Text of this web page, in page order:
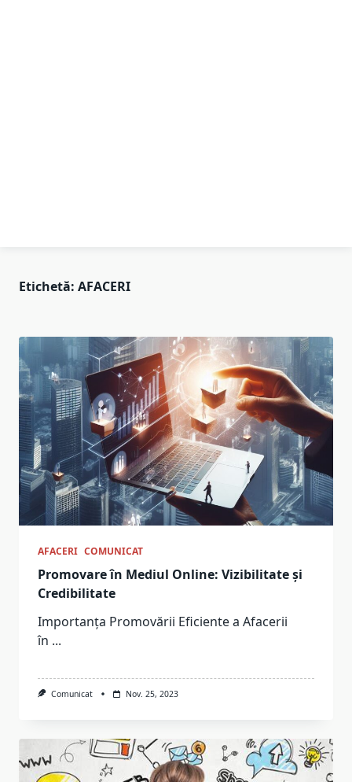
Etichetă: AFACERI
AFACERI COMUNICAT
Promovare în Mediul Online: Vizibilitate și
Credibilitate
Importanța Promovării Eficiente a Afacerii
în ...
Comunicat Nov. 25, 2023